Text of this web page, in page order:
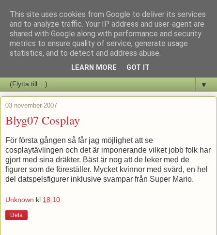
Staffars Seriers Blog
Vi skriver om serienyheter av alla de slag samt om vad som sker i
▼
03 november 2007
Blyg07 Cosplay
För första gången så får jag möjlighet att se
cosplaytävlingen och det är imponerande vilket jobb folk har
gjort med sina dräkter. Bäst är nog att de leker med de
figurer som de föreställer. Mycket kvinnor med svärd, en hel
del datspelsfigurer inklusive svampar från Super Mario.
Unknown kl 18:10
Dela
This site uses cookies from Google to deliver its services
and to analyze traffic. Your IP address and user-agent are
shared with Google along with performance and security
metrics to ensure quality of service, generate usage
statistics, and to detect and address abuse.
LEARN MORE GOT IT